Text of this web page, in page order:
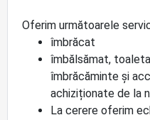
Oferim următoarele
îmbrăcat
îmbălsămat,
îmbrăcăminte și
achiziționate de la
La cerere oferim